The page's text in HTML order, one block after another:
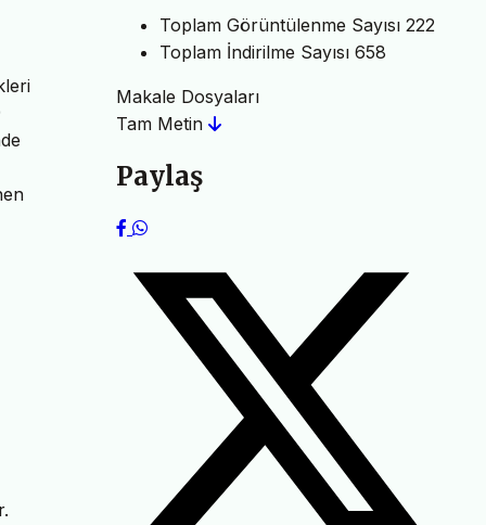
Toplam Görüntülenme Sayısı 222
Toplam İndirilme Sayısı 658
Makale Dosyaları
Tam Metin
Paylaş